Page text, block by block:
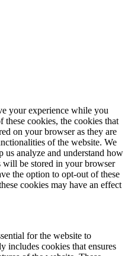
your experience while you
cookies, the cookies that
on your browser as they are
of the website. We
us analyze and understand how
will be stored in your browser
the option to opt-out of these
cookies may have an effect
for the website to
includes cookies that ensures